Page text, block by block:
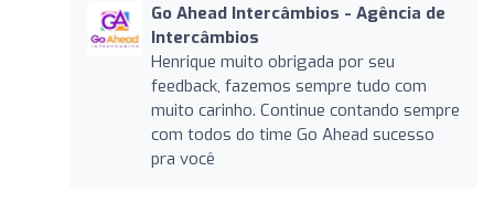
Go Ahead Intercâmbios - Agência de
Intercâmbios
Henrique muito obrigada por seu
feedback, fazemos sempre tudo com
muito carinho. Continue contando sempre
com todos do time Go Ahead sucesso
pra você